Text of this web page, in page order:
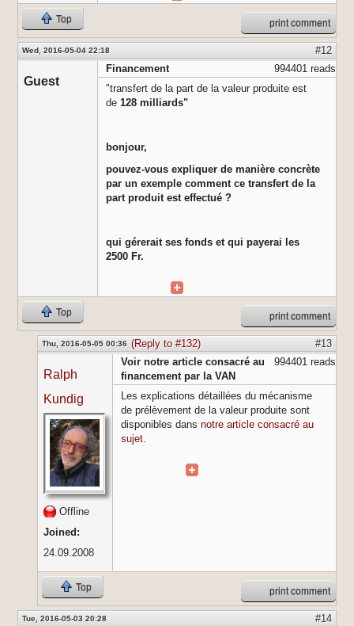
Top print comment
Wed, 2016-05-04 22:18 #12
Guest
994401 reads
Financement
"transfert de la part de la valeur produite est
de128 milliards"
bonjour,
pouvez-vous expliquer de manière concrète
par un exemple comment ce transfert de la
part produit est effectué ?
qui gérerait ses fonds et qui payerai les
2500 Fr.
Top print comment
Thu, 2016-05-05 00:36 (Reply to #132) #13
Ralph
Kundig
Offline
Joined:
24.09.2008
994401 reads
Voir notre article consacré au
financement par la VAN
Les explications détaillées du mécanisme
de prélèvement de la valeur produite sont
disponibles dansnotre article consacré au
sujet.
Top print comment
Tue, 2016-05-03 20:28 #14